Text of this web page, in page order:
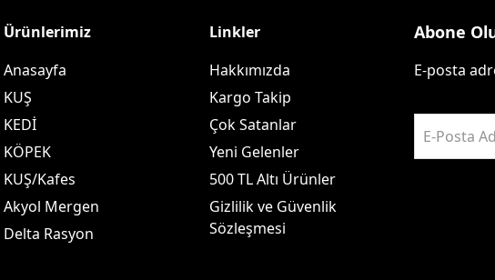
Ürünlerimiz
Anasayfa
KUŞ
KEDİ
KÖPEK
KUŞ/Kafes
Akyol Mergen
Delta Rasyon
Linkler
Hakkımızda
Kargo Takip
Çok Satanlar
Yeni Gelenler
500 TL Altı Ürünler
Gizlilik ve Güvenlik
Sözleşmesi
Abone
E-posta
E-Posta